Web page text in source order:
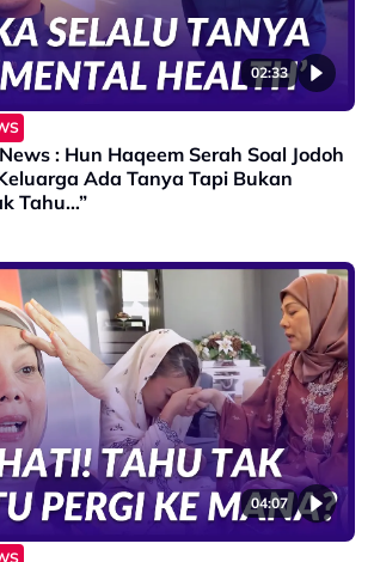
02:33
: Hun Haqeem Serah Soal Jodoh
Ada Tanya Tapi Bukan
Tahu…”
04:07